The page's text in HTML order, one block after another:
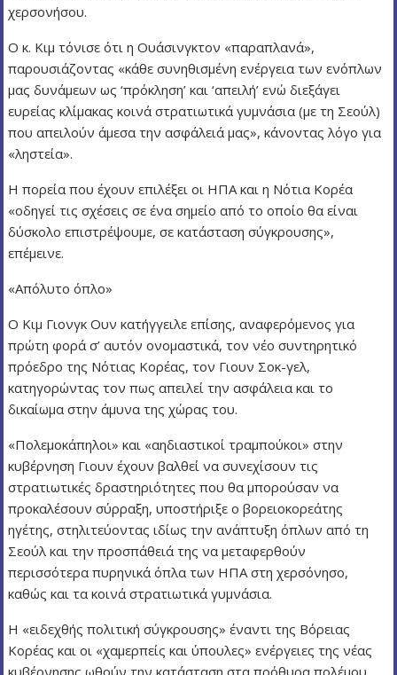
χερσονήσου.
Ο κ. Κιμ τόνισε ότι η Ουάσινγκτον «παραπλανά»,
παρουσιάζοντας «κάθε συνηθισμένη ενέργεια των ενόπλων
μας δυνάμεων ως ‘πρόκληση’ και ‘απειλή’ ενώ διεξάγει
ευρείας κλίμακας κοινά στρατιωτικά γυμνάσια (με τη Σεούλ)
που απειλούν άμεσα την ασφάλειά μας», κάνοντας λόγο για
«ληστεία».
Η πορεία που έχουν επιλέξει οι ΗΠΑ και η Νότια Κορέα
«οδηγεί τις σχέσεις σε ένα σημείο από το οποίο θα είναι
δύσκολο επιστρέψουμε, σε κατάσταση σύγκρουσης»,
επέμεινε.
«Απόλυτο όπλο»
Ο Κιμ Γιονγκ Ουν κατήγγειλε επίσης, αναφερόμενος για
πρώτη φορά σ’ αυτόν ονομαστικά, τον νέο συντηρητικό
πρόεδρο της Νότιας Κορέας, τον Γιουν Σοκ-γελ,
κατηγορώντας τον πως απειλεί την ασφάλεια και το
δικαίωμα στην άμυνα της χώρας του.
«Πολεμοκάπηλοι» και «αηδιαστικοί τραμπούκοι» στην
κυβέρνηση Γιουν έχουν βαλθεί να συνεχίσουν τις
στρατιωτικές δραστηριότητες που θα μπορούσαν να
προκαλέσουν σύρραξη, υποστήριξε ο βορειοκορεάτης
ηγέτης, στηλιτεύοντας ιδίως την ανάπτυξη όπλων από τη
Σεούλ και την προσπάθειά της να μεταφερθούν
περισσότερα πυρηνικά όπλα των ΗΠΑ στη χερσόνησο,
καθώς και τα κοινά στρατιωτικά γυμνάσια.
Η «ειδεχθής πολιτική σύγκρουσης» έναντι της Βόρειας
Κορέας και οι «χαμερπείς και ύπουλες» ενέργειες της νέας
κυβέρνησης ωθούν την κατάσταση στα πρόθυρα πολέμου,